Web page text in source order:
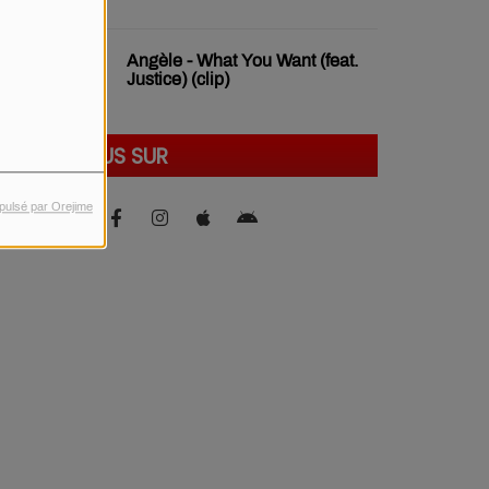
par Orejime
Angèle - What You Want (feat.
Justice) (clip)
SUIVEZ-NOUS SUR